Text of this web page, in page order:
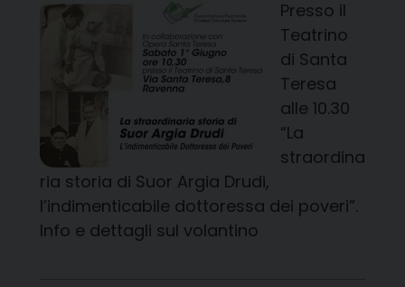
Presso il
Teatrino
di Santa
Teresa
alle 10.30
“La
straordina
ria storia di Suor Argia Drudi,
l’indimenticabile dottoressa dei poveri”.
Info e dettagli sul volantino